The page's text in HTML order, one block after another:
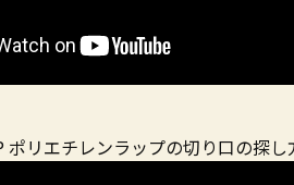
ポリエチレンラップの切り口の探